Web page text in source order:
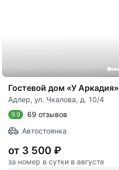
Гостевой дом «У Аркадия»
Адлер, ул. Чкалова, д. 10/4
9.9
69 отзывов
Автостоянка
от 3 500 ₽
за номер в сутки в августе